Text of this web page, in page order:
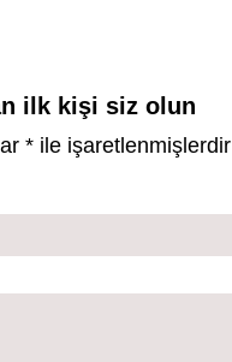
ilk kişi siz olun
* ile işaretlenmişlerdir